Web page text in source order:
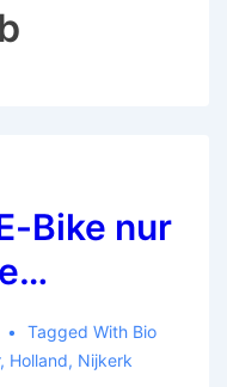
Bike nur
Tagged With Bio
, Holland, Nijkerk